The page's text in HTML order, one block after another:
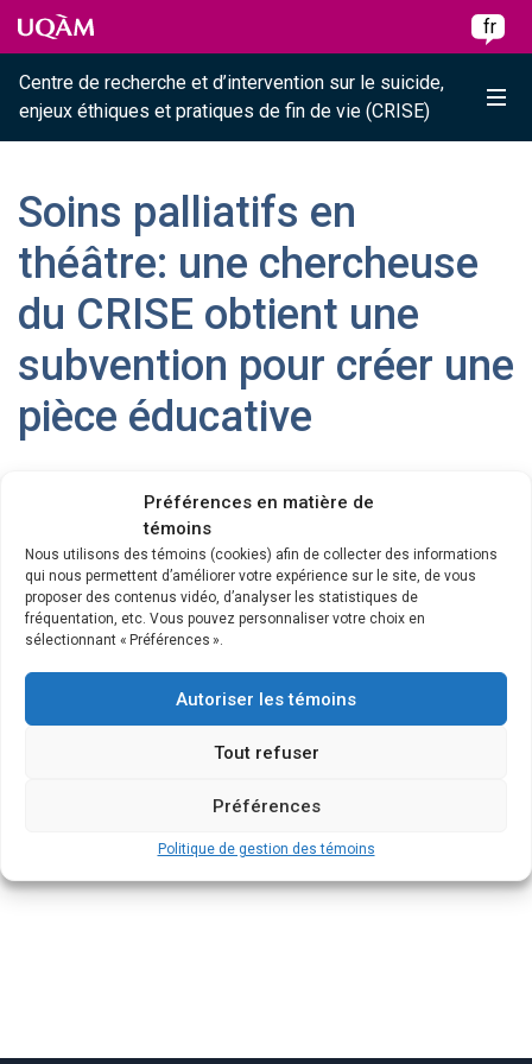
Préférences en matière de
témoins
Nous utilisons des témoins (cookies) afin de collecter des informations
qui nous permettent d’améliorer votre expérience sur le site, de vous
proposer des contenus vidéo, d’analyser les statistiques de
fréquentation, etc. Vous pouvez personnaliser votre choix en
sélectionnant « Préférences ».
Autoriser les témoins
Tout refuser
Préférences
Politique de gestion des témoins
Raccourci vers le contenu
Raccourci vers le menu principal
Raccourci vers la recherche
Skip to main content
Skip to main menu
Skip to search
fr
Centre de recherche et d’intervention sur le suicide,
enjeux éthiques et pratiques de fin de vie (CRISE)
Soins palliatifs en
théâtre: une chercheuse
du CRISE obtient une
subvention pour créer une
pièce éducative
Vendredi 1 mai 2020
Mélanie Vachon, PhD, professeure de psychologie à
l’Université du Québec à Montréal et chercheuse au CRISE,
a récemment obtenu une subvention du concours
« Engagement » des Fonds de recherche Québec (FRQ).
de procéder à la co-création d’une oeuvre théâtrale
d’éducation et de sensibilisation aux soins palliatifs.